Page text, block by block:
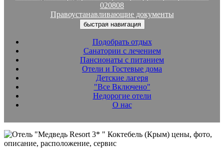
020808
Правоустанавливающие документы
быстрая навигация
Подобрать отдых
Санатории с лечением
Пансионаты с питанием
Отели и Гостевые дома
Детские лагеря
"Все Включено"
Недорогие отели
О нас